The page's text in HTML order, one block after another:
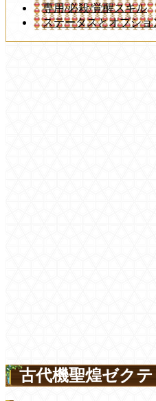
専用/必殺/覚醒スキル
ステータスとオプショ
古代機聖煌ゼク